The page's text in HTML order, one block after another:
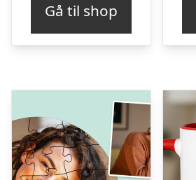
Gå til shop